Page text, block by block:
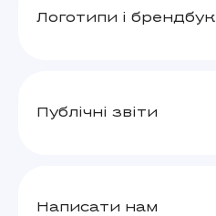
Логотипи і брендбук
Написати нам
Публічні звіти